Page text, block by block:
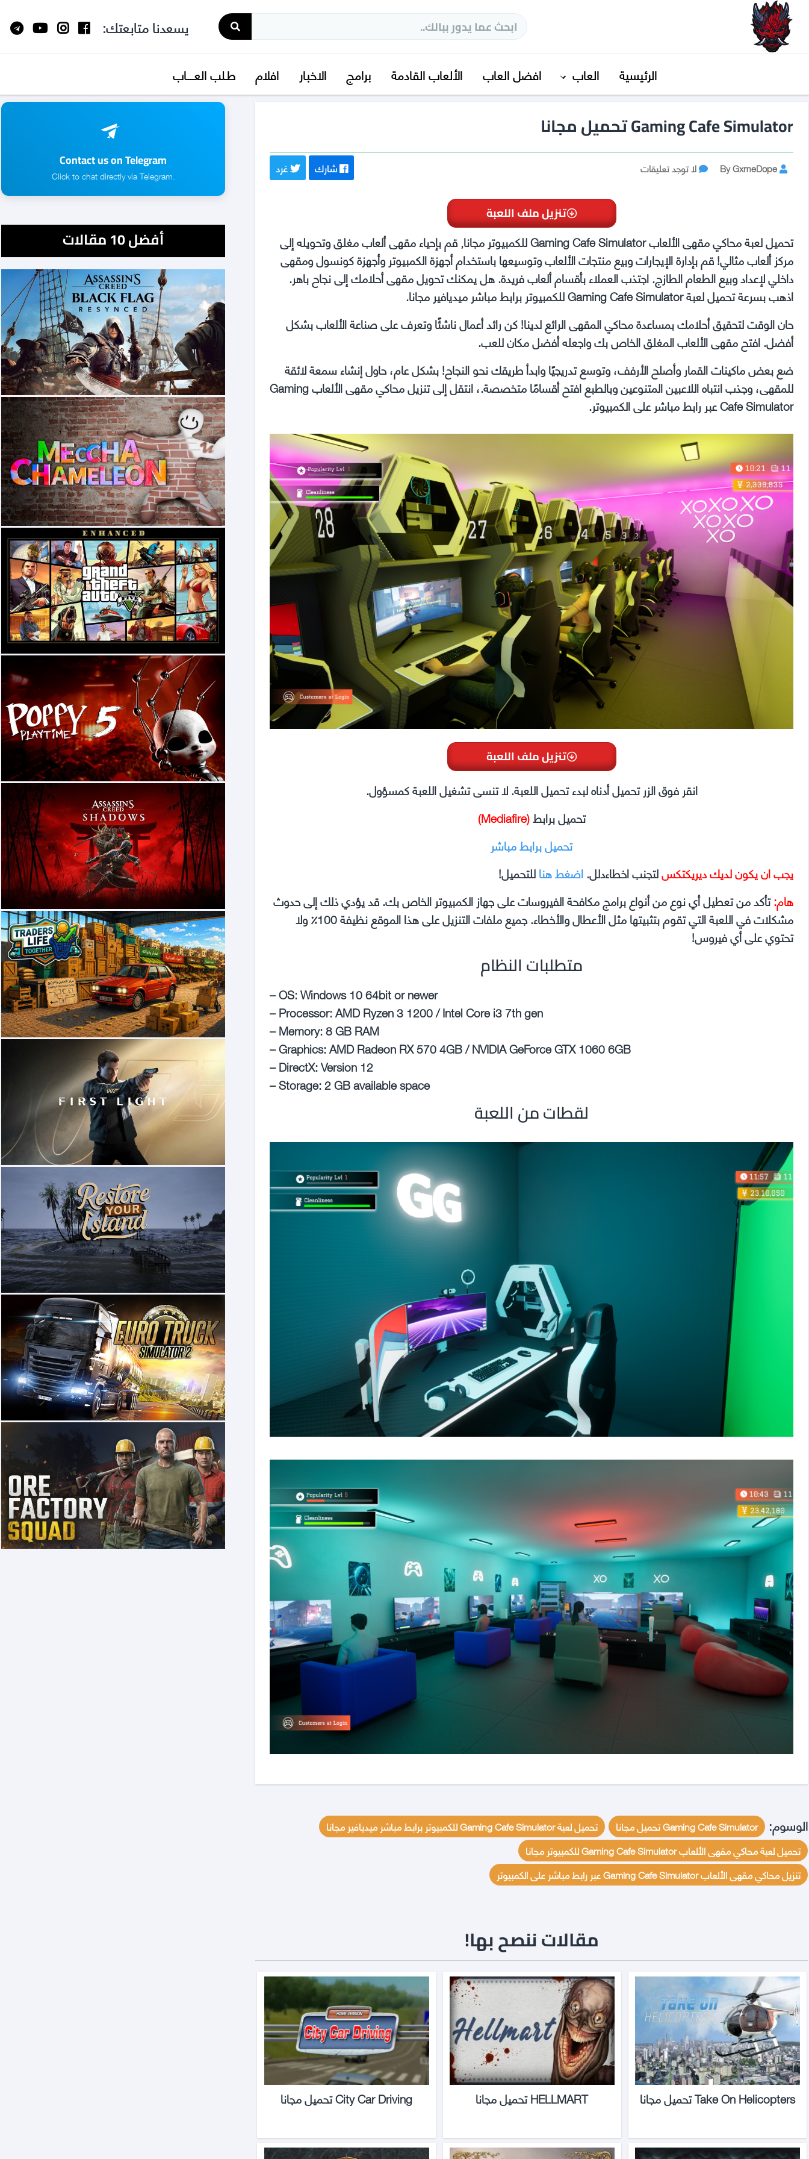
يسعدنا متابعتك:
الرئيسية العاب افضل العاب الألعاب القادمة برامج الاخبار افلام طـلب العــــاب
Gaming Cafe Simulator تحميل مجانا
Post
By GxmeDope لا توجد تعليقاتعلى
Simulator
مجانا
شارك غرد
تنزيل ملف اللعبة
تحميل لعبة محاكي مقهى الألعاب Gaming Cafe Simulator للكمبيوتر مجانا, قم بإحياء مقهى ألعاب مغلق وتحويله إلى
مركز ألعاب مثالي! قم بإدارة الإيجارات وبيع منتجات الألعاب وتوسيعها باستخدام أجهزة الكمبيوتر وأجهزة كونسول ومقهى
داخلي لإعداد وبيع الطعام الطازج. اجتذب العملاء بأقسام ألعاب فريدة. هل يمكنك تحويل مقهى أحلامك إلى نجاح باهر.
اذهب بسرعة تحميل لعبة Gaming Cafe Simulator للكمبيوتر برابط مباشر ميديافير مجانا.
حان الوقت لتحقيق أحلامك بمساعدة محاكي المقهى الرائع لدينا! كن رائد أعمال ناشئًا وتعرف على صناعة الألعاب بشكل
أفضل. افتح مقهى الألعاب المغلق الخاص بك واجعله أفضل مكان للعب.
ضع بعض ماكينات القمار وأصلح الأرفف، وتوسع تدريجيًا وابدأ طريقك نحو النجاح! بشكل عام، حاول إنشاء سمعة لائقة
للمقهى، وجذب انتباه اللاعبين المتنوعين وبالطبع افتح أقسامًا متخصصة.، انتقل إلى تنزيل محاكي مقهى الألعاب Gaming
Cafe Simulator عبر رابط مباشر على الكمبيوتر.
تنزيل ملف اللعبة
انقر فوق الزر تحميل أدناه لبدء تحميل اللعبة. لا تنسى تشغيل اللعبة كمسؤول.
تحميل برابط(Mediafire)
تحميل برابط مباشر
يجب ان يكون لديك ديريكتكسلتجنب اخطاءدلل.اضغط هناللتحميل!
هام:تأكد من تعطيل أي نوع من أنواع برامج مكافحة الفيروسات على جهاز الكمبيوتر الخاص بك. قد يؤدي ذلك إلى حدوث
مشكلات في اللعبة التي تقوم بتثبيتها مثل الأعطال والأخطاء. جميع ملفات التنزيل على هذا الموقع نظيفة 100٪ ولا
تحتوي على أي فيروس!
متطلبات النظام
– OS: Windows 10 64bit or newer
– Processor: AMD Ryzen 3 1200 / Intel Core i3 7th gen
– Memory: 8 GB RAM
– Graphics: AMD Radeon RX 570 4GB / NVIDIA GeForce GTX 1060 6GB
– DirectX: Version 12
– Storage: 2 GB available space
لقطات من اللعبة
الوسوم: Gaming Cafe Simulator تحميل مجانا
تحميل لعبة Gaming Cafe Simulator للكمبيوتر برابط مباشر ميديافير مجانا
تحميل لعبة محاكي مقهى الألعاب Gaming Cafe Simulator للكمبيوتر مجانا
تنزيل محاكي مقهى الألعاب Gaming Cafe Simulator عبر رابط مباشر على الكمبيوتر
مقالات ننصح بها!
Take On Helicopters تحميل مجانا HELLMART تحميل مجانا City Car Driving تحميل مجانا
Contact us on Telegram
.Click to chat directly via Telegram
أفضل 10 مقالات